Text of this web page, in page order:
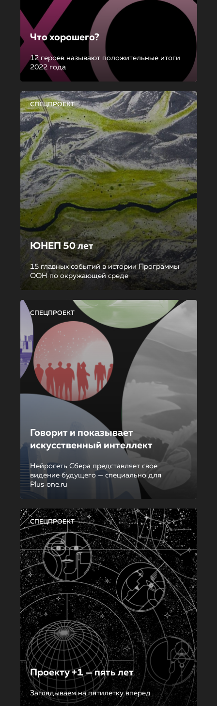
Что хорошего?
12 героев называют положительные итоги
2022 года
СПЕЦПРОЕКТ
ЮНЕП 50 лет
15 главных событий в истории Программы
ООН по окружающей среде
СПЕЦПРОЕКТ
Говорит и показывает
искусственный интеллект
Нейросеть Сбера представляет свое
видение будущего — специально для
Plus‑one.ru
СПЕЦПРОЕКТ
Проекту +1 — пять лет
Заглядываем на пятилетку вперед